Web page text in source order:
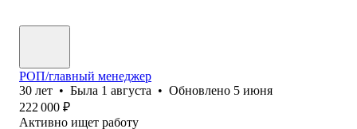
РОП/главный менеджер
30 лет • Была 1 августа • Обновлено 5 июня
222 000 ₽
Активно ищет работу